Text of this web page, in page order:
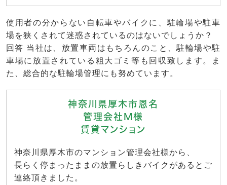
使用者の分からない自転車やバイクに、駐輪場や駐車
場を狭くされて迷惑されているのはないでしょうか？
回答 当社は、放置車両はもちろんのこと、駐輪場や駐
車場に放置されている粗大ゴミ等も回収致します。ま
た、総合的な駐輪場管理にも努めています。
神奈川県厚木市恩名
管理会社M様
賃貸マンション
神奈川県厚木市のマンション管理会社様から、
長らく停まったままの放置らしきバイクがあるとご
連絡頂きました。